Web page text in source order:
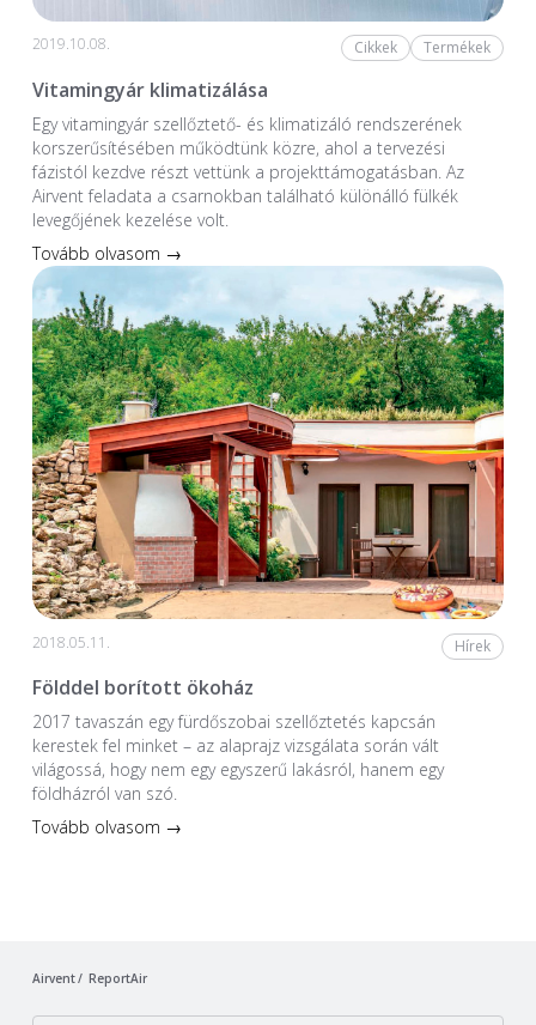
2019.10.08. Cikkek Termékek
Vitamingyár klimatizálása
Egy vitamingyár szellőztető- és klimatizáló rendszerének
korszerűsítésében működtünk közre, ahol a tervezési
fázistól kezdve részt vettünk a projekttámogatásban. Az
Airvent feladata a csarnokban található különálló fülkék
levegőjének kezelése volt.
Tovább olvasom →
2018.05.11. Hírek
Földdel borított ökoház
2017 tavaszán egy fürdőszobai szellőztetés kapcsán
kerestek fel minket – az alaprajz vizsgálata során vált
világossá, hogy nem egy egyszerű lakásról, hanem egy
földházról van szó.
Tovább olvasom →
Airvent ReportAir